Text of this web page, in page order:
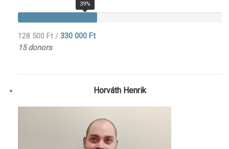
39%
128 500 Ft / 330 000 Ft
15 donors
Horváth Henrik